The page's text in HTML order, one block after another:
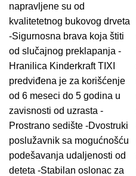
napravljene su od
kvalitetetnog bukovog drveta
-Sigurnosna brava koja štiti
od slučajnog preklapanja -
Hranilica Kinderkraft TIXI
predviđena je za korišćenje
od 6 meseci do 5 godina u
zavisnosti od uzrasta -
Prostrano sedište -Dvostruki
poslužavnik sa mogućnošću
podešavanja udaljenosti od
deteta -Stabilan oslonac za